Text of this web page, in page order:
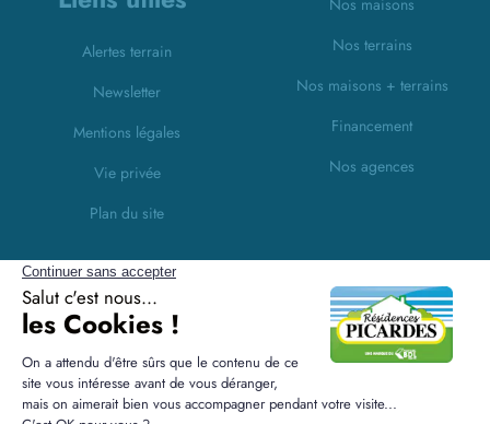
Alertes terrain
Newsletter
Mentions légales
Vie privée
Plan du site
Nos maisons
Nos terrains
Nos maisons + terrains
Financement
Nos agences